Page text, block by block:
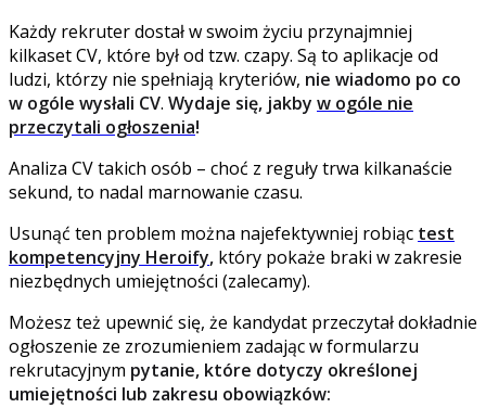
Każdy rekruter dostał w swoim życiu przynajmniej
kilkaset CV, które był od tzw. czapy. Są to aplikacje od
ludzi, którzy nie spełniają kryteriów, nie wiadomo po co
w ogóle wysłali CV. Wydaje się, jakby w ogóle nie
przeczytali ogłoszenia!
Analiza CV takich osób – choć z reguły trwa kilkanaście
sekund, to nadal marnowanie czasu.
Usunąć ten problem można najefektywniej robiąc test
kompetencyjny Heroify, który pokaże braki w zakresie
niezbędnych umiejętności (zalecamy).
Możesz też upewnić się, że kandydat przeczytał dokładnie
ogłoszenie ze zrozumieniem zadając w formularzu
rekrutacyjnym pytanie, które dotyczy określonej
umiejętności lub zakresu obowiązków: